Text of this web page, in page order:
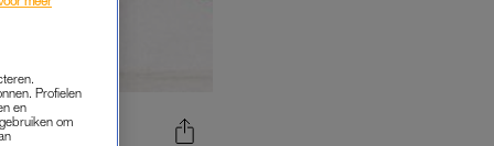
Profielen
en
om